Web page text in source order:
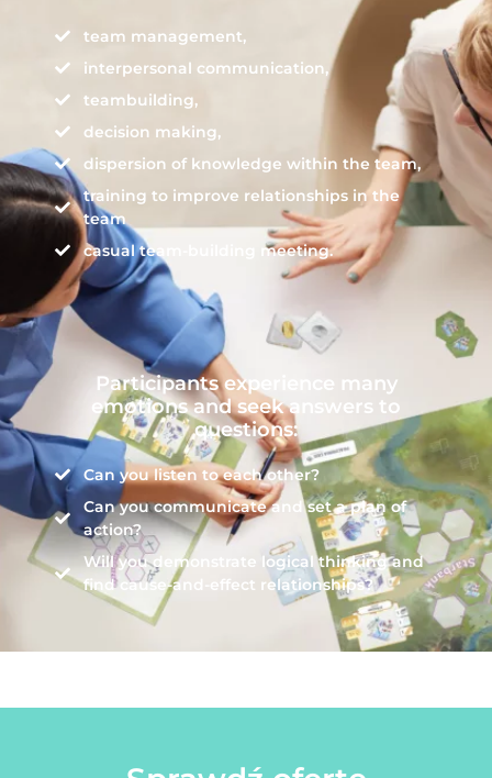
team management,
interpersonal communication,
teambuilding,
decision making,
dispersion of knowledge within the team,
training to improve relationships in the
team
casual team-building meeting.
Participants experience many
emotions and seek answers to
questions:
Can you listen to each other?
Can you communicate and set a plan of
action?
Will you demonstrate logical thinking and
find cause-and-effect relationships?